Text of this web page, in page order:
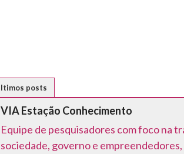
VIA Estação Conhecimento
Equipe de pesquisadores com foco na
sociedade, governo e